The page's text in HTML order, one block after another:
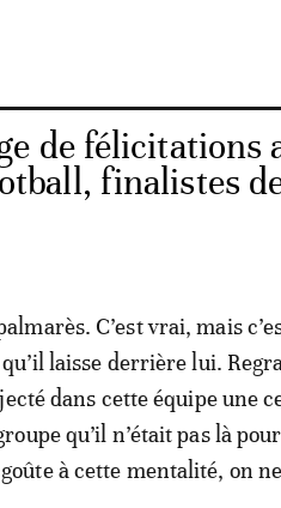
de félicitations
finalistes
C’est vrai, mais
laisse derrière lui.
dans cette équipe une
qu’il n’était pas là pour
à cette mentalité, on